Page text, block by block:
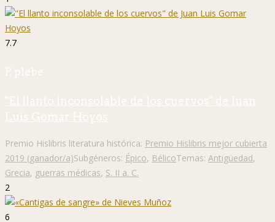
7.7
P. plebe
"El llanto inconsolable de los cuervos" de Juan
Luis Gomar Hoyos
Premio Hislibris literatura histórica: Premio Hislibris mejor cubierta
2019 (ganador/a)Subgéneros: Épico, BélicoTemas: Antigüedad,
Grecia, guerras médicas, S. II a. C.
2
6